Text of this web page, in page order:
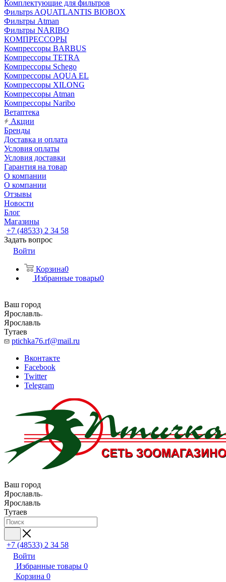
Комплектующие для фильтров
Фильтрs AQUATLANTIS BIOBOX
Фильтры Atman
Фильтры NARIBO
КОМПРЕССОРЫ
Компрессоры BARBUS
Компрессоры TETRA
Компрессоры Schego
Компрессоры AQUA EL
Компрессоры XILONG
Компрессоры Atman
Компрессоры Naribo
Ветаптека
Акции
Бренды
Доставка и оплата
Условия оплаты
Условия доставки
Гарантия на товар
О компании
О компании
Отзывы
Новости
Блог
Магазины
+7 (48533) 2 34 58
Задать вопрос
Войти
Корзина0
Избранные товары0
Ваш город
Ярославль
Ярославль
Тутаев
ptichka76.rf@mail.ru
Вконтакте
Facebook
Twitter
Telegram
Ваш город
Ярославль
Ярославль
Тутаев
+7 (48533) 2 34 58
Войти
Избранные товары 0
Корзина 0